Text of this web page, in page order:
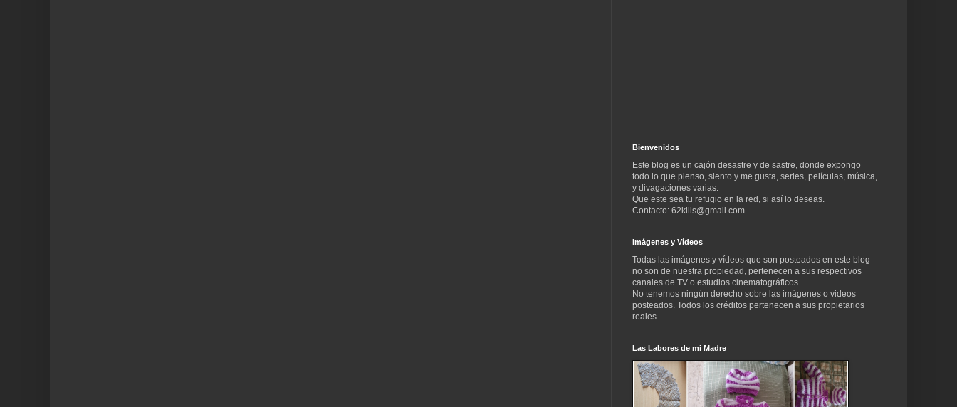
Bienvenidos
Este blog es un cajón desastre y de sastre, donde expongo
todo lo que pienso, siento y me gusta, series, películas, música,
y divagaciones varias.
Que este sea tu refugio en la red, si así lo deseas.
Contacto: 62kills@gmail.com
Imágenes y Vídeos
Todas las imágenes y vídeos que son posteados en este blog
no son de nuestra propiedad, pertenecen a sus respectivos
canales de TV o estudios cinematográficos.
No tenemos ningún derecho sobre las imágenes o videos
posteados. Todos los créditos pertenecen a sus propietarios
reales.
Las Labores de mi Madre